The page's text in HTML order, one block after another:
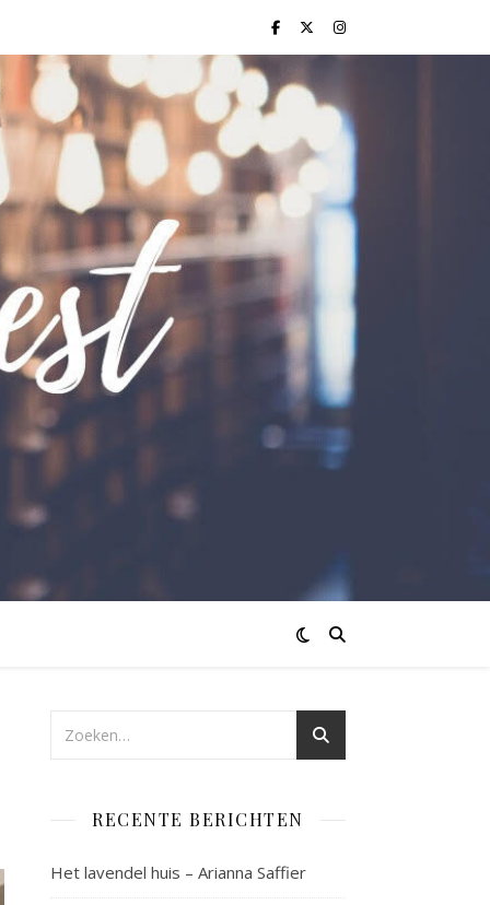
RECENTE BERICHTEN
Het lavendel huis – Arianna Saffier